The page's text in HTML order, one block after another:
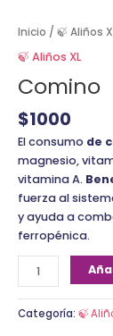
Inicio / 🍃 Aliños
🍃 Aliños XL
Comino
$1000
El consumo de
magnesio,
vitamina A.
fuerza al
y ayuda a
ferropénica.
Categoría: 🍃